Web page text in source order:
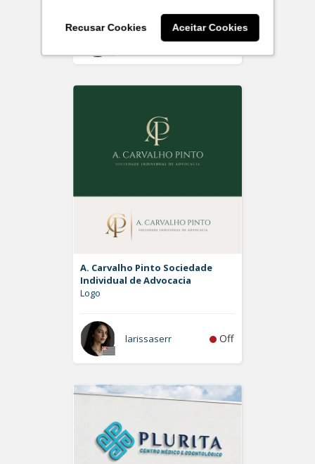
Recusar Cookies Aceitar Cookies
Rdesign SM Off
A. Carvalho Pinto Sociedade
Individual de Advocacia
Logo
larissaserr Off